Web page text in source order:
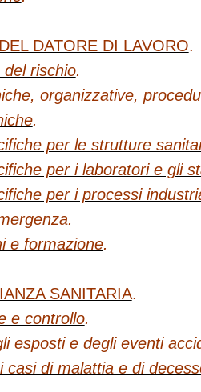
DATORE DI LAVORO.
rischio.
organizzative,
.
per le strutture
per i laboratori e gli
per i processi
.
e formazione.
SANITARIA.
e controllo.
esposti e degli eventi
di malattia e di